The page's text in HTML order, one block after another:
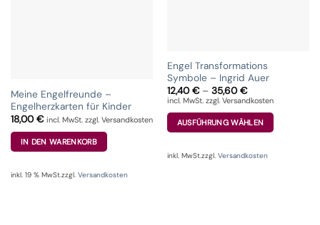
Meine Engelfreunde –
Engelherzkarten für Kinder
18,00€ incl. MwSt. zzgl. Versandkosten
IN DEN WARENKORB
inkl. 19 % MwSt.zzgl. Versandkosten
Engel Transformations
Symbole – Ingrid Auer
12,40€– 35,60€
incl. MwSt. zzgl. Versandkosten
AUSFÜHRUNG WÄHLEN
Produkt
inkl. MwSt.zzgl. Versandkosten